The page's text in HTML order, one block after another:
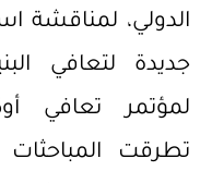
الدولي، لمناقشة
جديدة لتعافي
تطرقت المباحثات